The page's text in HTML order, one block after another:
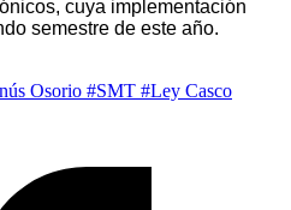
cuya implementación
semestre de este año.
Osorio #SMT #Ley Casco